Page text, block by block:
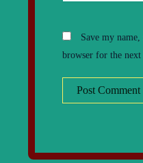
Save my
browser for the